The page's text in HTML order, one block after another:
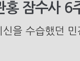
홍 잠수사 6
을 수습했던 민